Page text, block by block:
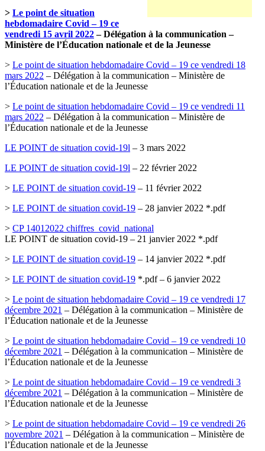
> Le point de situation
hebdomadaire Covid – 19 ce
vendredi 15 avril 2022– Délégation à la communication –
Ministère de l’Éducation nationale et de la Jeunesse
> Le point de situation hebdomadaire Covid – 19 ce vendredi 18
mars 2022 – Délégation à la communication – Ministère de
l’Éducation nationale et de la Jeunesse
> Le point de situation hebdomadaire Covid – 19 ce vendredi 11
mars 2022 – Délégation à la communication – Ministère de
l’Éducation nationale et de la Jeunesse
LE POINT de situation covid-19l – 3 mars 2022
LE POINT de situation covid-19l – 22 février 2022
> LE POINT de situation covid-19 – 11 février 2022
> LE POINT de situation covid-19 – 28 janvier 2022 *.pdf
> CP 14012022 chiffres_covid_national
LE POINT de situation covid-19 – 21 janvier 2022 *.pdf
> LE POINT de situation covid-19 – 14 janvier 2022 *.pdf
> LE POINT de situation covid-19 *.pdf – 6 janvier 2022
> Le point de situation hebdomadaire Covid – 19 ce vendredi 17
décembre 2021 – Délégation à la communication – Ministère de
l’Éducation nationale et de la Jeunesse
> Le point de situation hebdomadaire Covid – 19 ce vendredi 10
décembre 2021 – Délégation à la communication – Ministère de
l’Éducation nationale et de la Jeunesse
> Le point de situation hebdomadaire Covid – 19 ce vendredi 3
décembre 2021 – Délégation à la communication – Ministère de
l’Éducation nationale et de la Jeunesse
> Le point de situation hebdomadaire Covid – 19 ce vendredi 26
novembre 2021 – Délégation à la communication – Ministère de
l’Éducation nationale et de la Jeunesse